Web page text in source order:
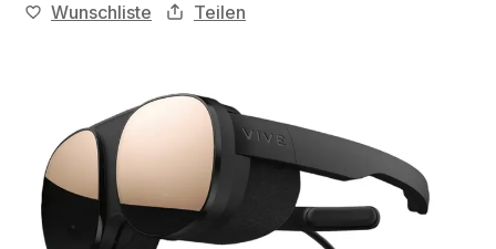
Wunschliste Teilen